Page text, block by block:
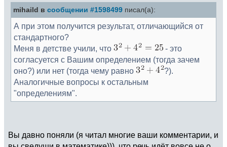
mihaild в сообщении #1598499 писал(а):
А при этом получится результат, отличающийся от
стандартного?
Меня в детстве учили, что
- это
согласуется с Вашим определением (тогда зачем
оно?) или нет (тогда чему равно
?).
Аналогичные вопросы к остальным
"определениям".
Вы давно поняли (я читал многие ваши комментарии, и